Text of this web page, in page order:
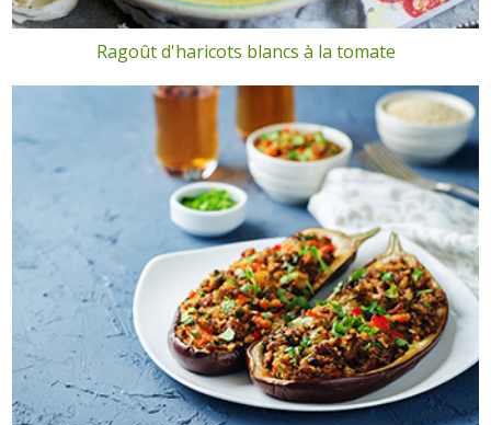
Ragoût d'haricots blancs à la tomate